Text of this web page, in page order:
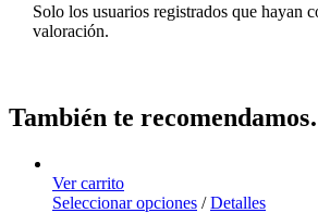
Solo los usuarios registrados que hayan
valoración.
También te
Ver carrito
Seleccionar opciones / Detalles